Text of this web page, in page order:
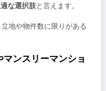
な選択肢と言えます。
地や物件数に限りがある
ンスリーマンショ